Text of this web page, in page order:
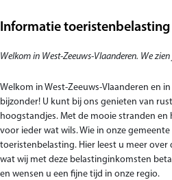
Informatie toeristenbelasting
Welkom in West-Zeeuws-Vlaanderen. We
Welkom in West-Zeeuws-Vlaanderen en
bijzonder! U kunt bij ons genieten van
hoogstandjes. Met de mooie stranden en
voor ieder wat wils. Wie in onze
toeristenbelasting. Hier leest u meer over
wat wij met deze belastinginkomsten
en wensen u een fijne tijd in onze regio.